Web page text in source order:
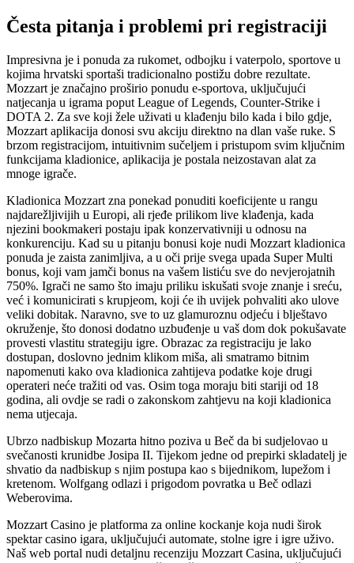
Česta pitanja i problemi pri registraciji
Impresivna je i ponuda za rukomet, odbojku i vaterpolo, sportove u
kojima hrvatski sportaši tradicionalno postižu dobre rezultate.
Mozzart je značajno proširio ponudu e-sportova, uključujući
natjecanja u igrama poput League of Legends, Counter-Strike i
DOTA 2. Za sve koji žele uživati u klađenju bilo kada i bilo gdje,
Mozzart aplikacija donosi svu akciju direktno na dlan vaše ruke. S
brzom registracijom, intuitivnim sučeljem i pristupom svim ključnim
funkcijama kladionice, aplikacija je postala neizostavan alat za
mnoge igrače.
Kladionica Mozzart zna ponekad ponuditi koeficijente u rangu
najdarežljivijih u Europi, ali rjeđe prilikom live klađenja, kada
njezini bookmakeri postaju ipak konzervativniji u odnosu na
konkurenciju. Kad su u pitanju bonusi koje nudi Mozzart kladionica
ponuda je zaista zanimljiva, a u oči prije svega upada Super Multi
bonus, koji vam jamči bonus na vašem listiću sve do nevjerojatnih
750%. Igrači ne samo što imaju priliku iskušati svoje znanje i sreću,
već i komunicirati s krupjeom, koji će ih uvijek pohvaliti ako ulove
veliki dobitak. Naravno, sve to uz glamuroznu odjeću i blještavo
okruženje, što donosi dodatno uzbuđenje u vaš dom dok pokušavate
provesti vlastitu strategiju igre. Obrazac za registraciju je lako
dostupan, doslovno jednim klikom miša, ali smatramo bitnim
napomenuti kako ova kladionica zahtijeva podatke koje drugi
operateri neće tražiti od vas. Osim toga moraju biti stariji od 18
godina, ali ovdje se radi o zakonskom zahtjevu na koji kladionica
nema utjecaja.
Ubrzo nadbiskup Mozarta hitno poziva u Beč da bi sudjelovao u
svečanosti krunidbe Josipa II. Tijekom jedne od prepirki skladatelj je
shvatio da nadbiskup s njim postupa kao s bijednikom, lupežom i
kretenom. Wolfgang odlazi i prigodom povratka u Beč odlazi
Weberovima.
Mozzart Casino je platforma za online kockanje koja nudi širok
spektar casino igara, uključujući automate, stolne igre i igre uživo.
Naš web portal nudi detaljnu recenziju Mozzart Casina, uključujući